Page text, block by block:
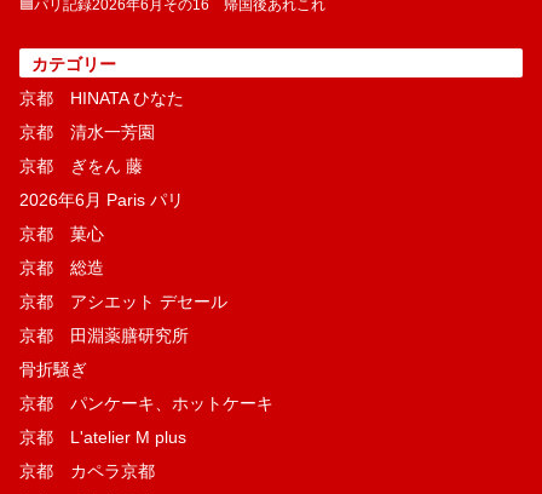
🟦パリ記録2026年6月その16 帰国後あれこれ
カテゴリー
京都 HINATA ひなた
京都 清水一芳園
京都 ぎをん 藤
2026年6月 Paris パリ
京都 菓​心
京都 総造
京都 アシエット デセール
京都 田淵薬膳研究所
骨折騒ぎ
京都 パンケーキ、ホットケーキ
京都 L'atelier M plus
京都 カペラ京都